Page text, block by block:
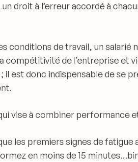
droit à l’erreur accordé à
conditions de travail, un salarié
compétitivité de l’entreprise et
il est donc indispensable de se
vise à combiner performance
les premiers signes de fatigue
en moins de 15